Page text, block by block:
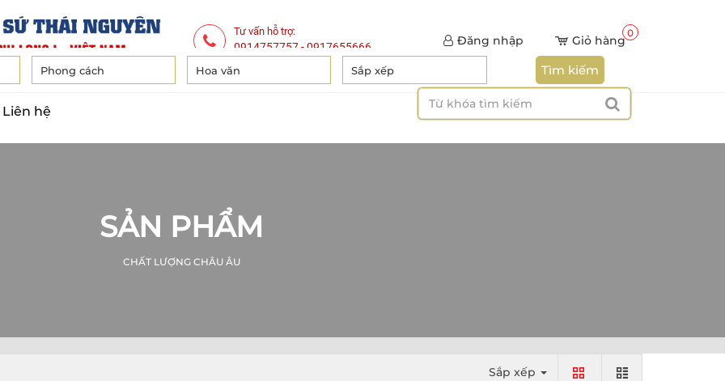
Tư vấn hỗ trợ:
0914757757-0917655666 Giỏ hàng
0
Đăng nhập
Liên hệ
SẢN PHẨM
CHẤT LƯỢNG CHÂU ÂU
Phong cách Hoa văn Sắp xếp Tìm kiếm
Sắp xếp